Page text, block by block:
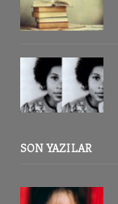
SON YAZILAR